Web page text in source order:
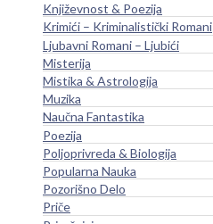
Književnost & Poezija
Krimići – Kriminalistički Romani
Ljubavni Romani – Ljubići
Misterija
Mistika & Astrologija
Muzika
Naučna Fantastika
Poezija
Poljoprivreda & Biologija
Popularna Nauka
Pozorišno Delo
Priče